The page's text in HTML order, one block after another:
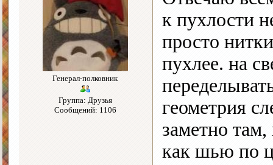
Генерал-полковник
Группа: Друзья
Сообщений: 1106
к пухлости
просто
пухлее. на
геометрия
заметно там,
как шью по